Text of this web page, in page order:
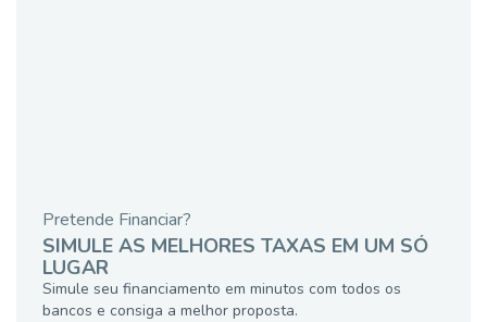
Pretende Financiar?
SIMULE AS MELHORES TAXAS EM UM SÓ
LUGAR
Simule seu financiamento em minutos com todos os
bancos e consiga a melhor proposta.